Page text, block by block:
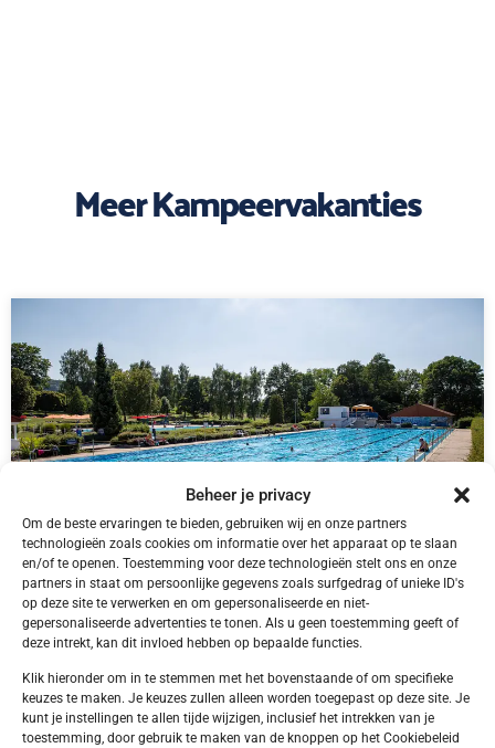
Beheer je privacy
Om de beste ervaringen te bieden, gebruiken wij en onze partners
technologieën zoals cookies om informatie over het apparaat op te slaan
en/of te openen. Toestemming voor deze technologieën stelt ons en onze
partners in staat om persoonlijke gegevens zoals surfgedrag of unieke ID's
op deze site te verwerken en om gepersonaliseerde en niet-
gepersonaliseerde advertenties te tonen. Als u geen toestemming geeft of
deze intrekt, kan dit invloed hebben op bepaalde functies.
Klik hieronder om in te stemmen met het bovenstaande of om specifieke
keuzes te maken. Je keuzes zullen alleen worden toegepast op deze site. Je
kunt je instellingen te allen tijde wijzigen, inclusief het intrekken van je
toestemming, door gebruik te maken van de knoppen op het Cookiebeleid
Meer Kampeervakanties
DE,Bliesgau
Bliesgau Gersheim Camping Walsheim